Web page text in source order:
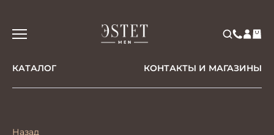
КАТАЛОГ КОНТАКТЫ И МАГАЗИНЫ
Назад